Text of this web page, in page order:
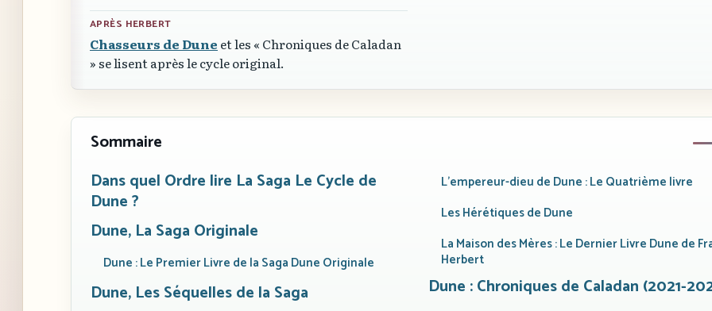
APRÈS HERBERT
Chasseurs de Dune et les « Chroniques de Caladan
» se lisent après le cycle original.
Sommaire
Dans quel Ordre lire La Saga Le Cycle de
Dune ?
Dune, La Saga Originale
Dune : Le Premier Livre de la Saga Dune Originale
Dune, Les Séquelles de la Saga
L’empereur-dieu de Dune : Le Quatrième livre
Les Hérétiques de Dune
La Maison des Mères : Le Dernier Livre Dune de
Herbert
Dune : Chroniques de Caladan (2021-